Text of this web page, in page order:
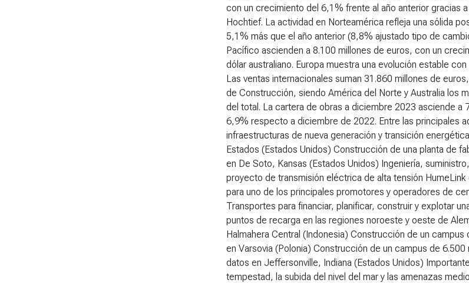
con un crecimiento del 6,1% frente al año anterior gracias
Hochtief. La actividad en Norteamérica refleja una sólida
5,1% más que el año anterior (8,8% ajustado tipo de
Pacífico ascienden a 8.100 millones de euros, con un
dólar australiano. Europa muestra una evolución estable
Las ventas internacionales suman 31.860 millones de
de Construcción, siendo América del Norte y Australia los
del total. La cartera de obras a diciembre 2023 asciende a
6,9% respecto a diciembre de 2022. Entre las principales
infraestructuras de nueva generación y transición
Estados (Estados Unidos) Construcción de una planta de
en De Soto, Kansas (Estados Unidos) Ingeniería,
proyecto de transmisión eléctrica de alta tensión
para uno de los principales promotores y operadores de
Transportes para financiar, planificar, construir y explotar
puntos de recarga en las regiones noroeste y oeste de
Halmahera Central (Indonesia) Construcción de un
en Varsovia (Polonia) Construcción de un campus de
datos en Jeffersonville, Indiana (Estados Unidos)
tempestad, la subida del nivel del mar y las amenazas